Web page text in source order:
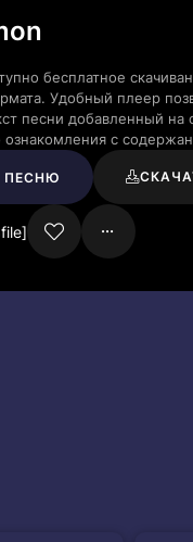
бесплатное
Удобный плеер
песни добавленный
ознакомления с
ПЕСНЮ